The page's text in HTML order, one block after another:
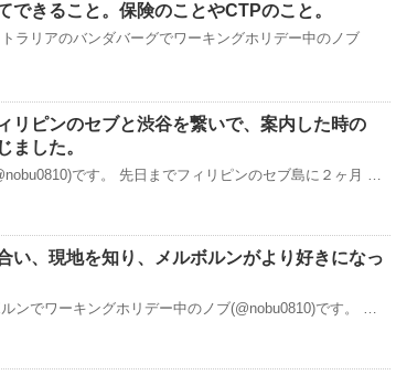
できること。保険のことやCTPのこと。
ラリアのバンダバーグでワーキングホリデー中のノブ
リピンのセブと渋谷を繋いで、案内した時の
ました。
です。 先日までフィリピンのセブ島に２ヶ月 …
い、現地を知り、メルボルンがより好きになっ
ンでワーキングホリデー中のノブ(@nobu0810)です。 …